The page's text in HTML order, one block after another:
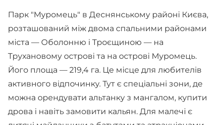
Парк "Муромець" в Деснянському районі Києва,
розташований між двома спальними районами
міста — Оболонню і Троєщиною — на
Трухановому острові та на острові Муромець.
Його площа — 219,4 га. Це місце для любителів
активного відпочинку. Тут є спеціальні зони, де
можна орендувати альтанку з мангалом, купити
дрова і навіть замовити кальян. Для малечі є